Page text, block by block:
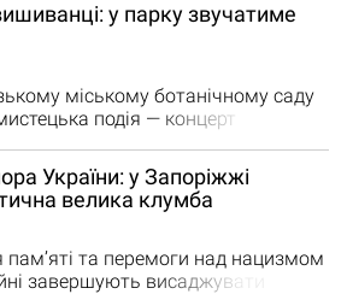
у парку звучатиме
міському ботанічному саду
подія — концерт
єдності та творчості. Як
освіти і науки Запорізької
чекають знайомі народні
у звучанні бандури.
відбудуться…
України: у Запоріжжі
велика клумба
та перемоги над нацизмом
завершують висаджувати